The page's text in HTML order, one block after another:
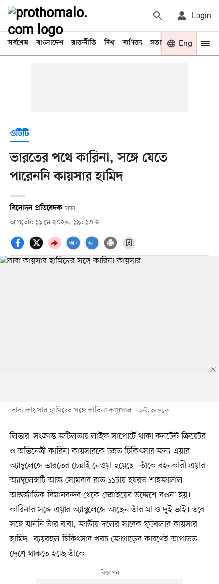
Login
সর্বশেষ বাংলাদেশ রাজনীতি বিশ্ব বাণিজ্য মতামত খেলা
Eng
ওটিটি
ভারতের পথে কারিনা, সঙ্গে যেতে
পারেননি কায়সার হামিদ
বিনোদন প্রতিবেদক ঢাকা
আপডেট: ১১ মে ২০২৬, ১৯: ১৩
বাবা কায়সার হামিদের সঙ্গে কারিনা কায়সার ছবি: ফেসবুক
লিভার–সংক্রান্ত জটিলতায় লাইফ সাপোর্টে থাকা কনটেন্ট ক্রিয়েটর
ও অভিনেত্রী কারিনা কায়সারকে উন্নত চিকিৎসার জন্য এয়ার
অ্যাম্বুলেন্সে ভারতের চেন্নাই নেওয়া হয়েছে। তাঁকে বহনকারী এয়ার
অ্যাম্বুলেন্সটি আজ সোমবার রাত ১১টায় হযরত শাহজালাল
আন্তর্জাতিক বিমানবন্দর থেকে চেন্নাইয়ের উদ্দেশে রওনা হয়।
কারিনার সঙ্গে এয়ার অ্যাম্বুলেন্সে আছেন তাঁর মা ও দুই ভাই। তবে
সঙ্গে যাননি তাঁর বাবা, জাতীয় দলের সাবেক ফুটবলার কায়সার
হামিদ। ব্যয়বহুল চিকিৎসার খরচ জোগাড়ের কারণেই আপাতত
দেশে থাকতে হচ্ছে তাঁকে।